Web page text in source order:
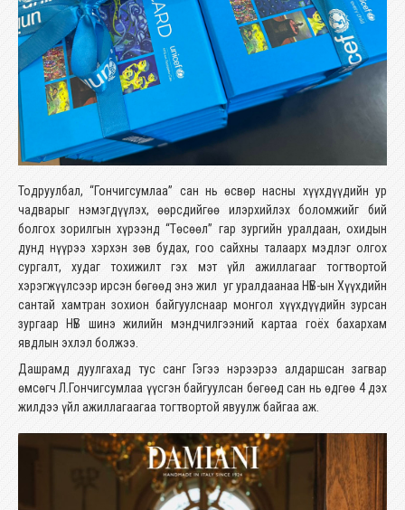
Тодруулбал, “Гончигсумлаа” сан нь өсвөр насны хүүхдүүдийн ур
чадварыг нэмэгдүүлэх, өөрсдийгөө илэрхийлэх боломжийг бий
болгох зорилгын хүрээнд “Төсөөл” гар зургийн уралдаан, охидын
дунд нүүрээ хэрхэн зөв будах, гоо сайхны талаарх мэдлэг олгох
сургалт, худаг тохижилт гэх мэт үйл ажиллагааг тогтвортой
хэрэгжүүлсээр ирсэн бөгөөд энэ жил уг уралдаанаа НҮБ-ын Хүүхдийн
сантай хамтран зохион байгуулснаар монгол хүүхдүүдийн зурсан
зургаар НҮБ шинэ жилийн мэндчилгээний картаа гоёх бахархам
явдлын эхлэл болжээ.
Дашрамд дуулгахад тус санг Гэгээ нэрээрээ алдаршсан загвар
өмсөгч Л.Гончигсумлаа үүсгэн байгуулсан бөгөөд сан нь өдгөө 4 дэх
жилдээ үйл ажиллагаагаа тогтвортой явуулж байгаа аж.